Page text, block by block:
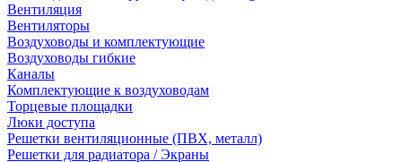
Вентиляция
Вентиляторы
Воздуховоды и комплектующие
Воздуховоды гибкие
Каналы
Комплектующие к воздуховодам
Торцевые площадки
Люки доступа
Решетки вентиляционные (ПВХ, металл)
Решетки для радиатора / Экраны